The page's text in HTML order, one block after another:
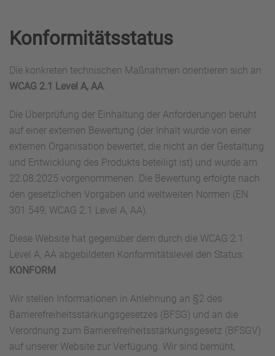
Konformitäts­status
Die konkreten technischen Maßnahmen orientieren sich an
WCAG 2.1 Level A, AA.
Die Überprüfung der Einhaltung der Anforderungen beruht
auf einer externen Bewertung (der Inhalt wurde von einer
externen Organisation bewertet, die nicht an der Gestaltung
und Entwicklung des Produkts beteiligt ist) und wurde am
22.08.2025 vorgenommenen. Die Bewertung erfolgte nach
den gesetzlichen Vorgaben und weltweiten Normen (EN
301 549, WCAG 2.1 Level A, AA).
Diese Website hat gegenüber dem durch die WCAG 2.1
Level A, AA abgebildeten Konformitätslevel den Status:
KONFORM
Wir stellen Informationen in Anlehnung an §2 des
Barrierefreiheitsstärkungsgesetzes (BFSG) und an die
Verordnung zum Barrierefreiheitsstärkungsgesetz (BFSGV)
auf unserer Website zur Verfügung. Wir sind bemüht,